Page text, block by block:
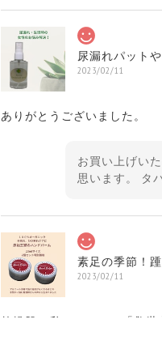
尿漏れパット
2023/02/11
ありがとうございました。
お買い上げい
思います。 タ
素足の季節！
2023/02/11
乾燥肌の私にとって、「救